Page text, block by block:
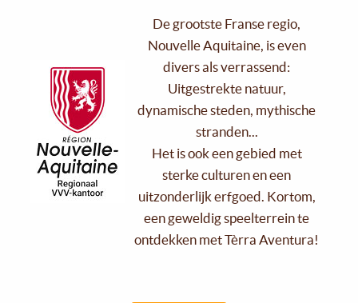
De grootste Franse regio,
Nouvelle Aquitaine, is even
divers als verrassend:
Uitgestrekte natuur,
dynamische steden, mythische
stranden...
Het is ook een gebied met
sterke culturen en een
uitzonderlijk erfgoed. Kortom,
een geweldig speelterrein te
ontdekken met Tèrra Aventura!